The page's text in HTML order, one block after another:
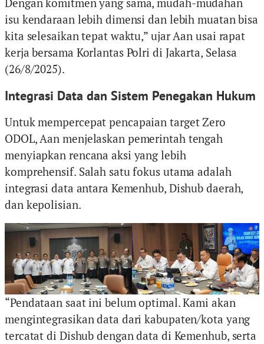
isu kendaraan lebih dimensi dan lebih muatan bisa
kita selesaikan tepat waktu,” ujar Aan usai rapat
kerja bersama Korlantas Polri di Jakarta, Selasa
(26/8/2025).
Integrasi Data dan Sistem Penegakan Hukum
Untuk mempercepat pencapaian target Zero
ODOL, Aan menjelaskan pemerintah tengah
menyiapkan rencana aksi yang lebih
komprehensif. Salah satu fokus utama adalah
integrasi data antara Kemenhub, Dishub daerah,
dan kepolisian.
“Pendataan saat ini belum optimal. Kami akan
mengintegrasikan data dari kabupaten/kota yang
tercatat di Dishub dengan data di Kemenhub, serta